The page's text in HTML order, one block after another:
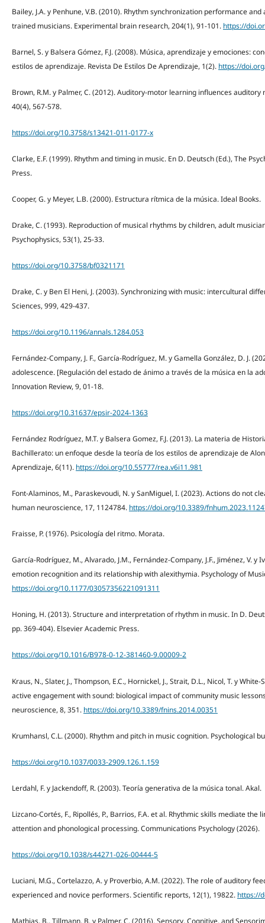
Bailey, J.A. y Penhune, V.B. (2010). Rhythm synchronization performance
trained musicians. Experimental brain research, 204(1), 91-101. https://
Barnel, S. y Balsera Gómez, F.J. (2008). Música, aprendizaje y emociones:
estilos de aprendizaje. Revista De Estilos De Aprendizaje, 1(2). https://
Brown, R.M. y Palmer, C. (2012). Auditory-motor learning influences
40(4), 567-578.
https://doi.org/10.3758/s13421-011-0177-x
Clarke, E.F. (1999). Rhythm and timing in music. En D. Deutsch (Ed.), The
Press.
Cooper, G. y Meyer, L.B. (2000). Estructura rítmica de la música. Ideal Books.
Drake, C. (1993). Reproduction of musical rhythms by children, adult
Psychophysics, 53(1), 25-33.
https://doi.org/10.3758/bf0321171
Drake, C. y Ben El Heni, J. (2003). Synchronizing with music: intercultural
Sciences, 999, 429-437.
https://doi.org/10.1196/annals.1284.053
Fernández-Company, J. F., García-Rodríguez, M. y Gamella González, D. J.
adolescence. [Regulación del estado de ánimo a través de la música en la
Innovation Review, 9, 01-18.
https://doi.org/10.31637/epsir-2024-1363
Fernández Rodríguez, M.T. y Balsera Gomez, F.J. (2013). La materia de
Bachillerato: un enfoque desde la teoría de los estilos de aprendizaje de
Aprendizaje, 6(11). https://doi.org/10.55777/rea.v6i11.981
Font-Alaminos, M., Paraskevoudi, N. y SanMiguel, I. (2023). Actions do not
human neuroscience, 17, 1124784. https://doi.org/10.3389/
Fraisse, P. (1976). Psicología del ritmo. Morata.
García-Rodríguez, M., Alvarado, J.M., Fernández-Company, J.F., Jiménez, V.
emotion recognition and its relationship with alexithymia. Psychology of
https://doi.org/10.1177/03057356221091311
Honing, H. (2013). Structure and interpretation of rhythm in music. In D.
pp. 369-404). Elsevier Academic Press.
https://doi.org/10.1016/B978-0-12-381460-9.00009-2
Kraus, N., Slater, J., Thompson, E.C., Hornickel, J., Strait, D.L., Nicol, T. y
active engagement with sound: biological impact of community music
neuroscience, 8, 351. https://doi.org/10.3389/fnins.2014.00351
Krumhansl, C.L. (2000). Rhythm and pitch in music cognition. Psychological
https://doi.org/10.1037/0033-2909.126.1.159
Lerdahl, F. y Jackendoff, R. (2003). Teoría generativa de la música tonal. Akal.
Lizcano-Cortés, F., Ripollés, P., Barrios, F.A. et al. Rhythmic skills mediate
attention and phonological processing. Communications Psychology (2026).
https://doi.org/10.1038/s44271-026-00444-5
Luciani, M.G., Cortelazzo, A. y Proverbio, A.M. (2022). The role of auditory
experienced and novice performers. Scientific reports, 12(1), 19822. https://
Mathias, B., Tillmann, B. y Palmer, C. (2016). Sensory, Cognitive, and